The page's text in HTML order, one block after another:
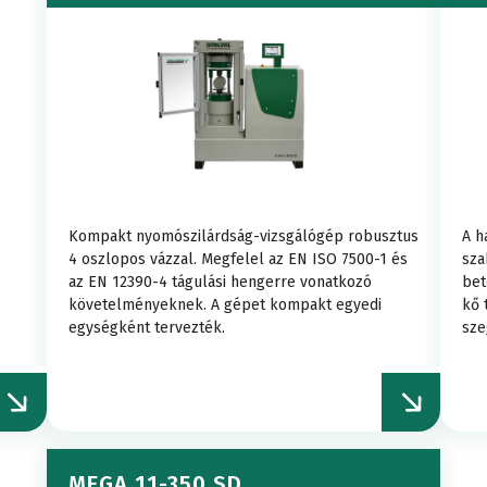
berendezés
Aggregátum
tesztelő
berendezés
GÉPEK
Mintafogók
Hidraulika
ellátás
Videós
extenzométer
teszt
E-
modul
teszt
Kompakt nyomószilárdság-vizsgálógép robusztus
4 oszlopos vázzal. Megfelel az EN ISO 7500-1 és
az EN 12390-4 tágulási hengerre vonatkozó
követelményeknek. A gépet kompakt egyedi
egységként tervezték.
A
kő